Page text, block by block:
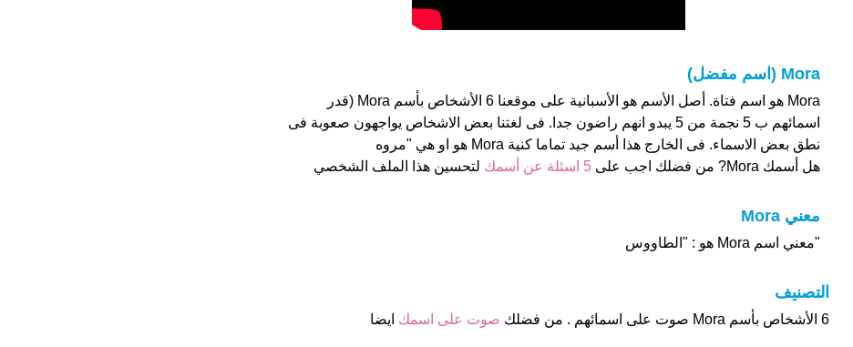
Mora (اسم مفضل)
Mora هو اسم فتاة. أصل الأسم هو الأسبانية على موقعنا 6 الأشخاص بأسم Mora (قدر
اسمائهم ب 5 نجمة من 5 يبدو انهم راضون جدا. فى لغتنا بعض الاشخاص يواجهون صعوبة فى
نطق بعض الاسماء. فى الخارج هذا أسم جيد تماما كنية Mora هو او هي "مروه
هل أسمك Mora? من فضلك اجب على
5 اسئلة عن أسمك لتحسين هذا الملف الشخصي
معني Mora
"معني اسم Mora هو : "الطاووس
التصنيف
6 الأشخاص بأسم Mora صوت على اسمائهم . من فضلك صوت على اسمك ايضا